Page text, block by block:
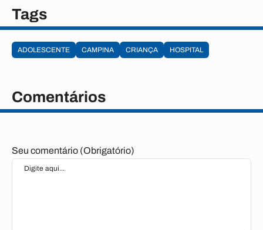
Tags
ADOLESCENTE CAMPINA CRIANÇA HOSPITAL
Comentários
Seu comentário (Obrigatório)